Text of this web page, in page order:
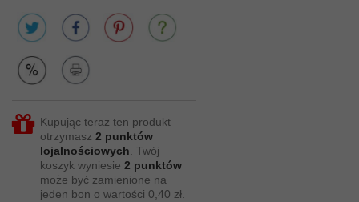
Kupując teraz ten produkt
otrzymasz 2 punktów
lojalnościowych. Twój
koszyk wyniesie 2 punktów
może być zamienione na
jeden bon o wartości 0,40 zł.